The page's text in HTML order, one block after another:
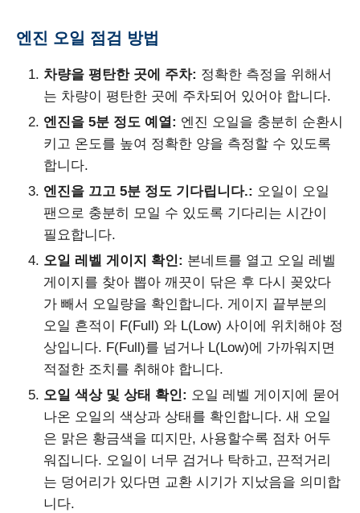
엔진 오일 점검 방법
차량을 평탄한 곳에 주차: 정확한 측정을 위해서
는 차량이 평탄한 곳에 주차되어 있어야 합니다.
엔진을 5분 정도 예열: 엔진 오일을 충분히 순환시
키고 온도를 높여 정확한 양을 측정할 수 있도록
합니다.
엔진을 끄고 5분 정도 기다립니다.: 오일이 오일
팬으로 충분히 모일 수 있도록 기다리는 시간이
필요합니다.
오일 레벨 게이지 확인: 본네트를 열고 오일 레벨
게이지를 찾아 뽑아 깨끗이 닦은 후 다시 꽂았다
가 빼서 오일량을 확인합니다. 게이지 끝부분의
오일 흔적이 F(Full) 와 L(Low) 사이에 위치해야 정
상입니다. F(Full)를 넘거나 L(Low)에 가까워지면
적절한 조치를 취해야 합니다.
오일 색상 및 상태 확인: 오일 레벨 게이지에 묻어
나온 오일의 색상과 상태를 확인합니다. 새 오일
은 맑은 황금색을 띠지만, 사용할수록 점차 어두
워집니다. 오일이 너무 검거나 탁하고, 끈적거리
는 덩어리가 있다면 교환 시기가 지났음을 의미합
니다.